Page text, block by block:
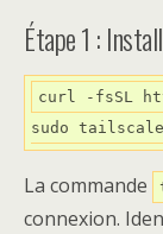
Étape 1 :
curl -fsSL
La commande
connexion.